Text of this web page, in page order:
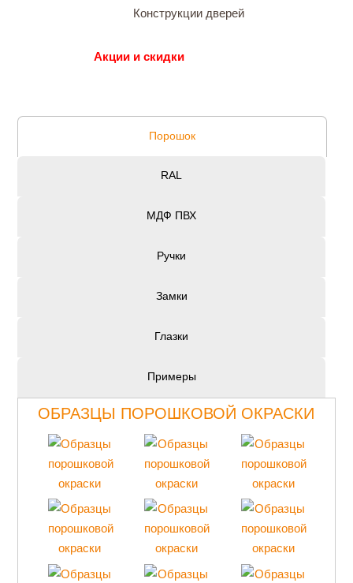
Конструкции дверей
Акции и скидки
Порошок
RAL
МДФ ПВХ
Ручки
Замки
Глазки
Примеры
ОБРАЗЦЫ ПОРОШКОВОЙ ОКРАСКИ